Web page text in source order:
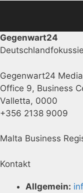
Gegenwart24
Gegenwart24
Office 9, Business
Valletta, 0000
+356 2138 9009
Malta Business
Kontakt
Allgemein: